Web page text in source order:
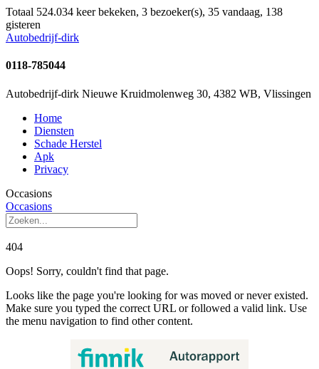
Totaal 524.034 keer bekeken, 3 bezoeker(s), 35 vandaag, 138
gisteren
Autobedrijf-dirk
0118-785044
Autobedrijf-dirk Nieuwe Kruidmolenweg 30, 4382 WB, Vlissingen
Home
Diensten
Schade Herstel
Apk
Privacy
Occasions
Occasions
404
Oops! Sorry, couldn't find that page.
Looks like the page you're looking for was moved or never existed.
Make sure you typed the correct URL or followed a valid link. Use
the menu navigation to find other content.